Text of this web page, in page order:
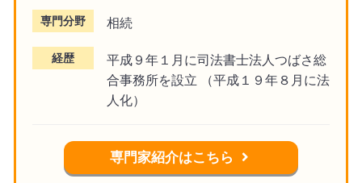
専門分野 相続
経歴
平成９年１月に司法書士法人つばさ総
合事務所を設立 （平成１９年８月に法
人化）
専門家紹介はこちら